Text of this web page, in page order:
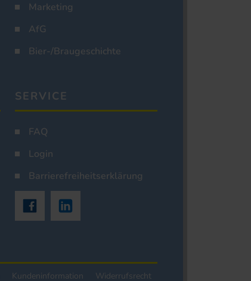
Marketing
AfG
Bier-/Braugeschichte
SERVICE
FAQ
Login
Barrierefreiheitserklärung
Kundeninformation Widerrufsrecht